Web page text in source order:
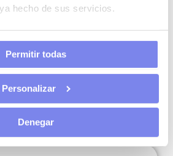
hecho de sus servicios.
Permitir todas
Personalizar
Denegar
qué convenio debes
de las
la Seguridad Social y el
de todos los cambios y
laboral para que siempre